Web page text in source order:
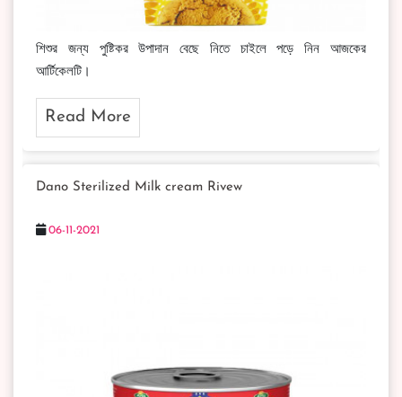
শিশুর জন্য পুষ্টিকর উপাদান বেছে নিতে চাইলে পড়ে নিন আজকের
আর্টিকেলটি।
Read More
Dano Sterilized Milk cream Rivew
06-11-2021